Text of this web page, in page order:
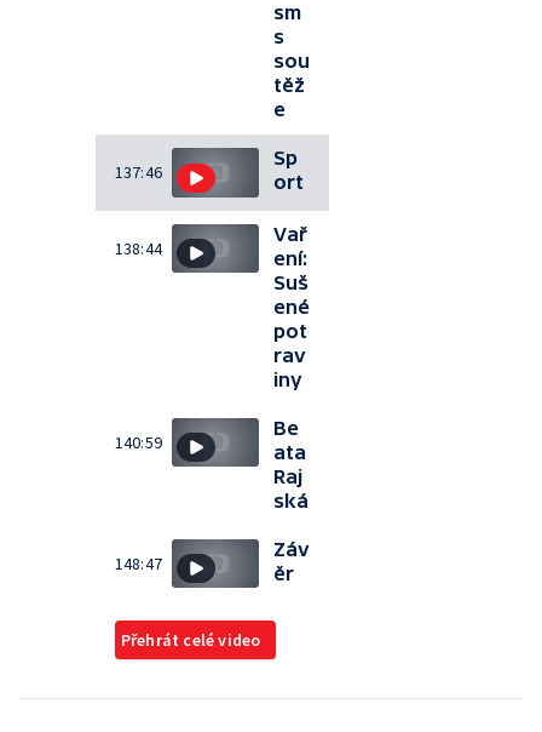
sm
s
sou
těž
e
137:46
Sp
ort
138:44
Vař
ení:
Suš
ené
pot
rav
iny
140:59
Be
ata
Raj
ská
148:47
Záv
ěr
Přehrát celé video